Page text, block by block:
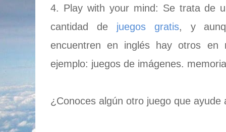
4. Play with your mind: Se trata de
cantidad de juegos gratis, y
encuentren en inglés hay otros en
ejemplo: juegos de imágenes.
¿Conoces algún otro juego que